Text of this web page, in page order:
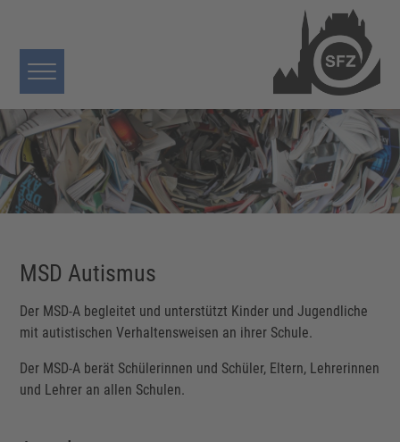
MSD Autismus
Der MSD-A begleitet und unterstützt Kinder und Jugendliche
mit autistischen Verhaltensweisen an ihrer Schule.
Der MSD-A berät Schülerinnen und Schüler, Eltern, Lehrerinnen
und Lehrer an allen Schulen.